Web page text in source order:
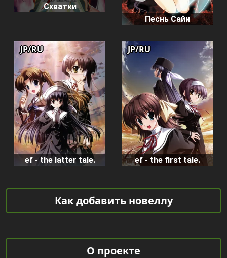
Схватки
Песнь Сайи
ef - the latter tale.
JP/RU
ef - the first tale.
JP/RU
Как добавить новеллу
О проекте